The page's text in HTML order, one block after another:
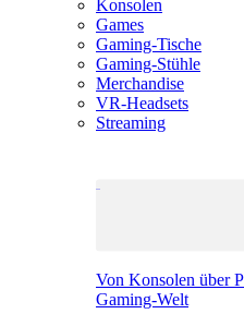
Konsolen
Games
Gaming-Tische
Gaming-Stühle
Merchandise
VR-Headsets
Streaming
Von Konsolen über
Gaming-Welt